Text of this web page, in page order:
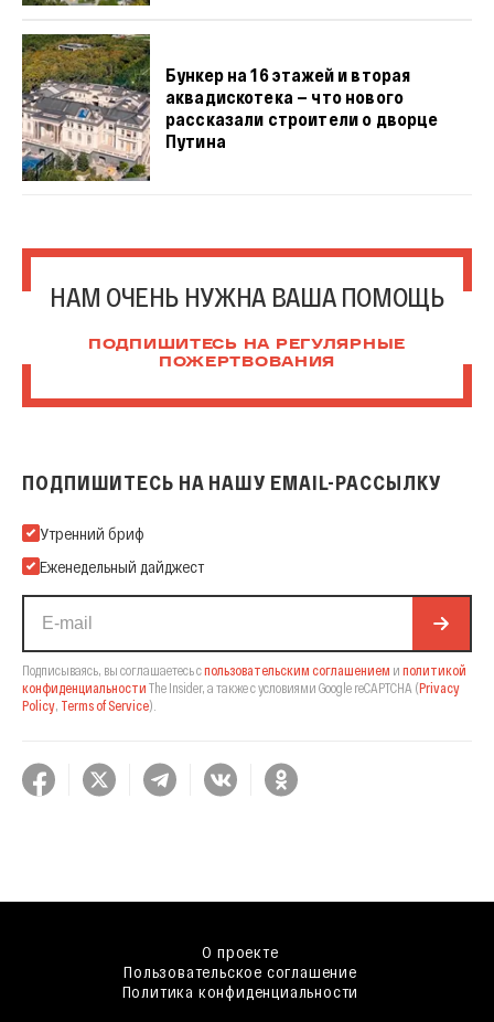
Бункер на 16 этажей и вторая
аквадискотека — что нового
рассказали строители о дворце
Путина
НАМ ОЧЕНЬ НУЖНА ВАША ПОМОЩЬ
ПОДПИШИТЕСЬ НА РЕГУЛЯРНЫЕ
ПОЖЕРТВОВАНИЯ
ПОДПИШИТЕСЬ НА НАШУ EMAIL-РАССЫЛКУ
Подпишитесь на нашу Email-рассылку
Утренний бриф
Еженедельный дайджест
Подписываясь, вы соглашаетесь спользовательским соглашением и политикой
конфиденциальности The Insider, а также с условиями Google reCAPTCHA (Privacy
Policy, Terms of Service).
О проекте
Пользовательское соглашение
Политика конфиденциальности